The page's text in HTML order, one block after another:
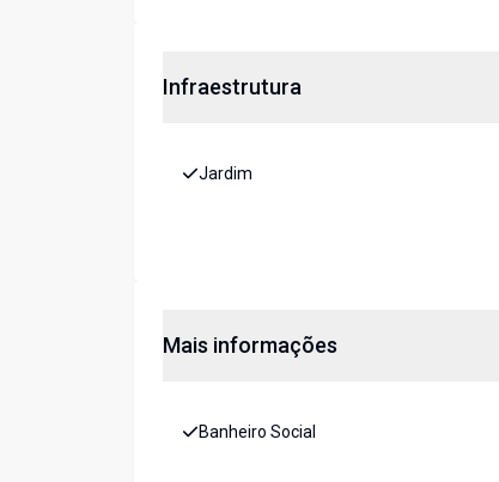
Infraestrutura
Jardim
Mais informações
Banheiro Social